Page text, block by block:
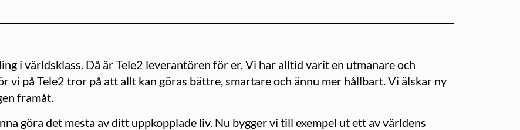
i världsklass. Då är Tele2 leverantören för er. Vi har alltid varit en utmanare och
vi på Tele2 tror på att allt kan göras bättre, smartare och ännu mer hållbart. Vi älskar ny
framåt.
göra det mesta av ditt uppkopplade liv. Nu bygger vi till exempel ut ett av världens